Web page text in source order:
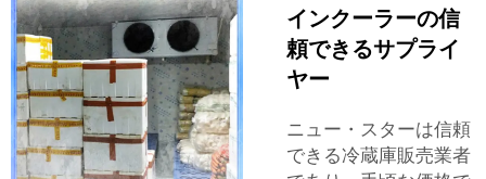
インクーラーの信
頼できるサプライ
ヤー
ニュー・スターは信頼
できる冷蔵庫販売業者